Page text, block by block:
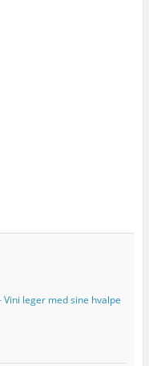
leger med sine hvalpe